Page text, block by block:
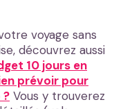
voyage sans
découvrez aussi
10 jours en
prévoir pour
Vous y trouverez